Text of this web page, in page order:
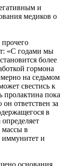
и
медиков о
прочего
«С годами мы
более
гормона
на седьмом
свестись к
пролактина пока
ответствен за
в
в
иммунитет и
основания